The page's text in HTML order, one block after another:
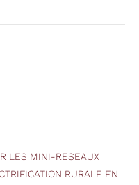
LES MINI-RESEAUX
RURALE EN